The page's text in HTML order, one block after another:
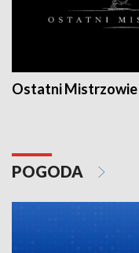
Ostatni Mistrzowie
POGODA